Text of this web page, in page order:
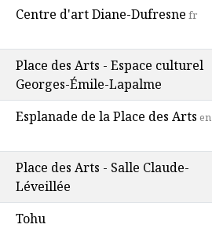
Centre d'art Diane-Dufresne fr
Place des Arts - Espace culturel
Georges-Émile-Lapalme
Esplanade de la Place des Arts en
Place des Arts - Salle Claude-
Léveillée
Tohu